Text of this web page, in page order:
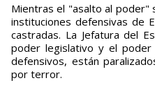
Mientras el "asalto al poder"
instituciones defensivas de
castradas. La Jefatura del
poder legislativo y el
defensivos, están
por terror.